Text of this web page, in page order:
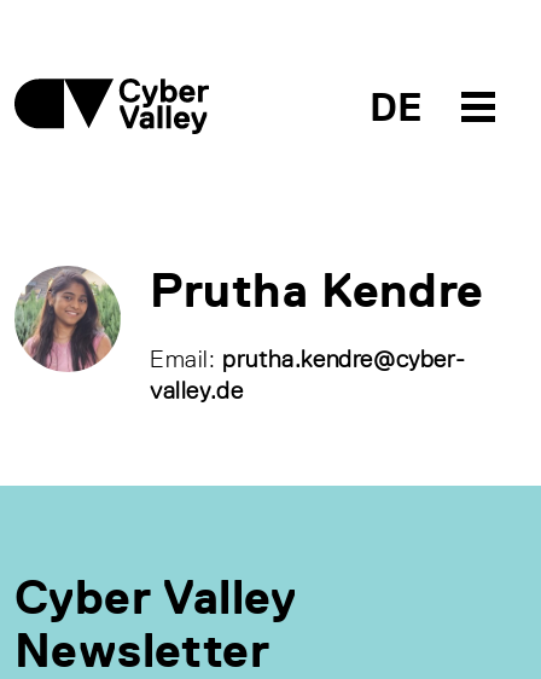
DE
Prutha Kendre
Email: prutha.kendre@cyber-
valley.de
Cyber Valley
Newsletter